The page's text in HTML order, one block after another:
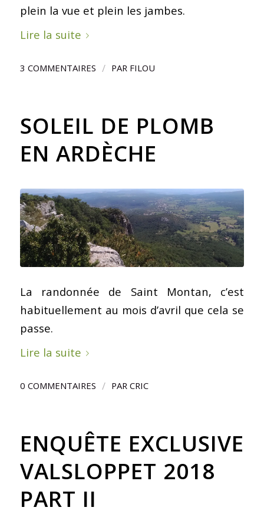
plein la vue et plein les jambes.
Lire la suite
3 COMMENTAIRES / PAR FILOU
SOLEIL DE PLOMB
EN ARDÈCHE
La randonnée de Saint Montan, c’est
habituellement au mois d’avril que cela se
passe.
Lire la suite
0 COMMENTAIRES / PAR CRIC
ENQUÊTE EXCLUSIVE
VALSLOPPET 2018
PART II